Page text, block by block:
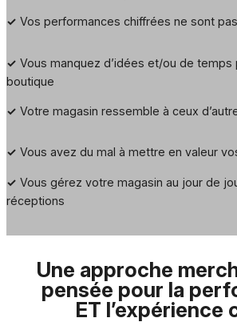
✓ Vos performances chiffrées ne sont
✓ Vous manquez d’idées et/ou de
boutique
✓ Votre magasin ressemble à ceux
✓ Vous avez du mal à mettre en valeur
✓ Vous gérez votre magasin au jour de
réceptions
Une approche
pensée pour la
ET l’expérience